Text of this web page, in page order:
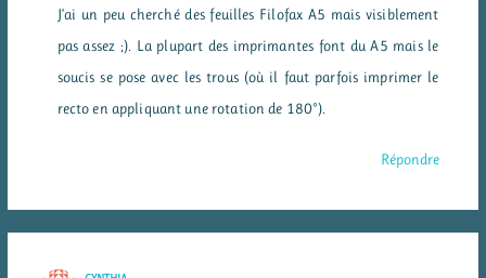
J’ai un peu cherché des feuilles Filofax A5 mais visiblement
pas assez ;). La plupart des imprimantes font du A5 mais le
soucis se pose avec les trous (où il faut parfois imprimer le
recto en appliquant une rotation de 180°).
Répondre